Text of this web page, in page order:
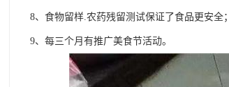
8、食物留样.农药残留测试保证了食品更安全；
9、每三个月有推广美食节活动。